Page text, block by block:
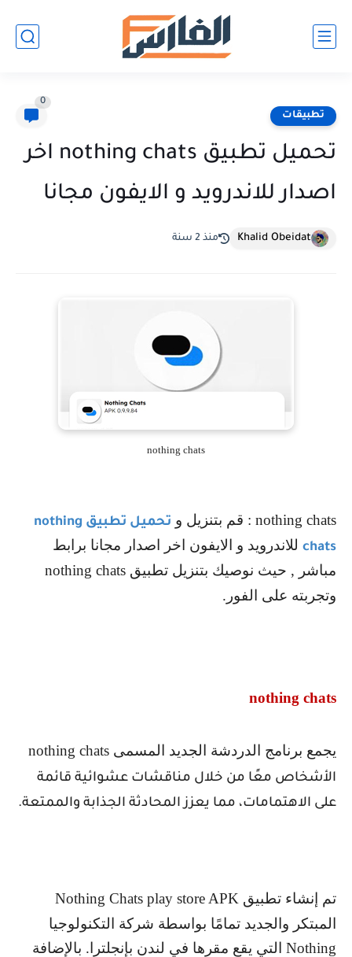
تطبيقات
0
تحميل تطبيق nothing chats اخر
اصدار للاندرويد و الايفون مجانا
Khalid Obeidat منذ 2 سنة
nothing chats
nothing chats : قم بتنزيل و تحميل تطبيق nothing
chats للاندرويد و الايفون اخر اصدار مجانا برابط
مباشر , حيث نوصيك بتنزيل تطبيق nothing chats
وتجربته على الفور.
nothing chats
يجمع برنامج الدردشة الجديد المسمى nothing chats
الأشخاص معًا من خلال مناقشات عشوائية قائمة
على الاهتمامات، مما يعزز المحادثة الجذابة والممتعة.
تم إنشاء تطبيق Nothing Chats play store APK
المبتكر والجديد تمامًا بواسطة شركة التكنولوجيا
Nothing التي يقع مقرها في لندن بإنجلترا. بالإضافة